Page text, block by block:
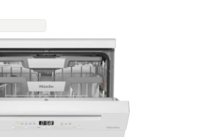
met gratis levering